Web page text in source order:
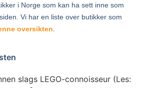
i Norge som kan ha sett inne som
Vi har en liste over butikker som
oversikten
slags LEGO-connoisseur (Les: